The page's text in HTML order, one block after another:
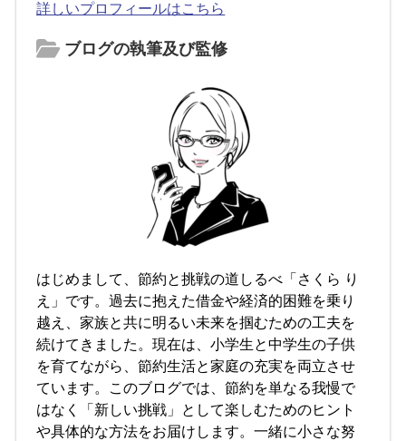
詳しいプロフィールはこちら
ブログの執筆及び監修
はじめまして、節約と挑戦の道しるべ「さくら り
え」です。過去に抱えた借金や経済的困難を乗り
越え、家族と共に明るい未来を掴むための工夫を
続けてきました。現在は、小学生と中学生の子供
を育てながら、節約生活と家庭の充実を両立させ
ています。このブログでは、節約を単なる我慢で
はなく「新しい挑戦」として楽しむためのヒント
や具体的な方法をお届けします。一緒に小さな努